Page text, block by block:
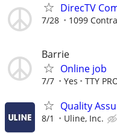
DirecTV
7/28 1099
Barrie
Online job
7/7 Yes TTY
Quality
8/1 Uline, Inc.